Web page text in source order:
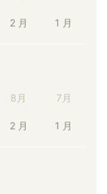
2 月 1 月
8月 7月
2 月 1 月